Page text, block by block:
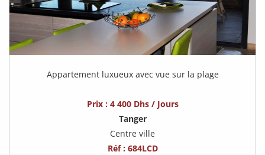
Appartement luxueux avec vue sur la plage
Prix : 4 400 Dhs / Jours
Tanger
Centre ville
Réf : 684LCD